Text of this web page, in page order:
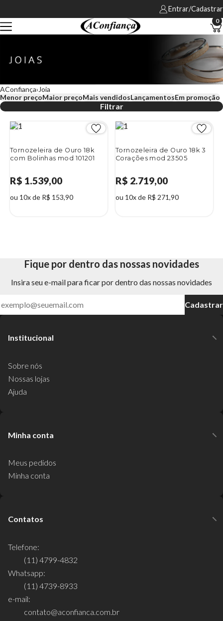
Entrar/Cadastrar
0
AConfiança Joia
Menor preçoMaior preçoMais vendidosLançamentosEm promoção
Filtrar
Tornozeleira de Ouro 18k
com Bolinhas mod 101201
R$ 1.539,00
ou 10x de R$ 153,90
Tornozeleira de Ouro 18k 3
Corações mod 23505
R$ 2.719,00
ou 10x de R$ 271,90
Fique por dentro das nossas novidades
Insira seu e-mail para ficar por dentro das nossas novidades
Cadastrar
Institucional
Sobre nós
Nossas lojas
Ajuda
Minha conta
Meus pedidos
Minha conta
Contatos
Telefone:
(11) 4799-4832
Whatsapp:
(11) 4739-8933
e-mail:
contato@aconfianca.com.br